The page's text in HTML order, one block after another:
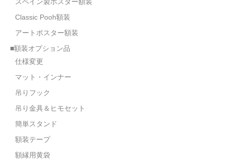
額装のご相談・注文方法
額装参考作品
ショップ
スペイン製ポスター額装
Classic Pooh額装
アートポスター額装
■額装オプション品
仕様変更
マット・インナー
吊りフック
吊り金具＆ヒモセット
簡単スタンド
額装テープ
額縁用黄袋